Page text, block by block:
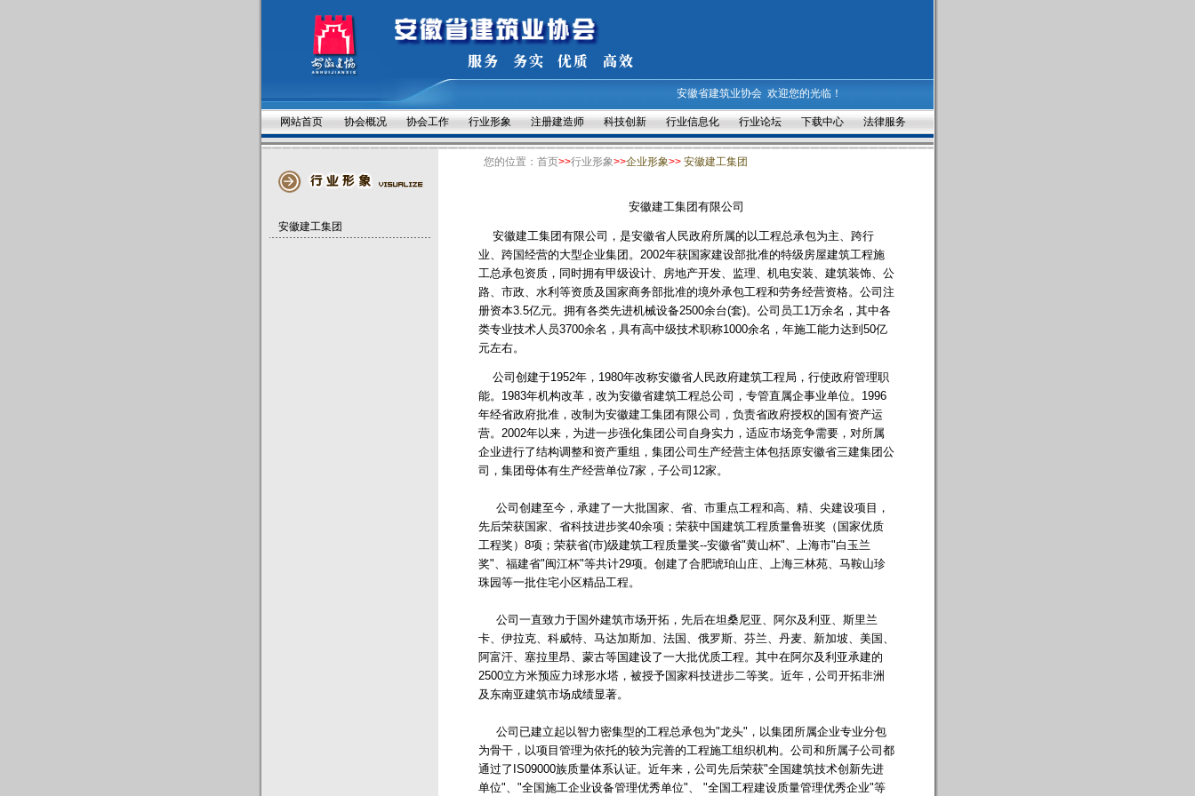
安徽省建筑业协会 欢迎您的光临！
网站首页 协会概况 协会工作 行业形象 注册建造师 科技创新 行业信息化 行业论坛 下载中心 法律服务
安徽建工集团
您的位置： 首页>>行业形象>>企业形象>> 安徽建工集团
安徽建工集团有限公司
安徽建工集团有限公司，是安徽省人民政府所属的以工程总承包为主、跨行
业、跨国经营的大型企业集团。2002年获国家建设部批准的特级房屋建筑工程施
工总承包资质，同时拥有甲级设计、房地产开发、监理、机电安装、建筑装饰、公
路、市政、水利等资质及国家商务部批准的境外承包工程和劳务经营资格。公司注
册资本3.5亿元。拥有各类先进机械设备2500余台(套)。公司员工1万余名，其中各
类专业技术人员3700余名，具有高中级技术职称1000余名，年施工能力达到50亿
元左右。
公司创建于1952年，1980年改称安徽省人民政府建筑工程局，行使政府管理职
能。1983年机构改革，改为安徽省建筑工程总公司，专管直属企事业单位。1996
年经省政府批准，改制为安徽建工集团有限公司，负责省政府授权的国有资产运
营。2002年以来，为进一步强化集团公司自身实力，适应市场竞争需要，对所属
企业进行了结构调整和资产重组，集团公司生产经营主体包括原安徽省三建集团公
司，集团母体有生产经营单位7家，子公司12家。
公司创建至今，承建了一大批国家、省、市重点工程和高、精、尖建设项目，
先后荣获国家、省科技进步奖40余项；荣获中国建筑工程质量鲁班奖（国家优质
工程奖）8项；荣获省(市)级建筑工程质量奖--安徽省"黄山杯"、上海市"白玉兰
奖"、福建省"闽江杯"等共计29项。创建了合肥琥珀山庄、上海三林苑、马鞍山珍
珠园等一批住宅小区精品工程。
公司一直致力于国外建筑市场开拓，先后在坦桑尼亚、阿尔及利亚、斯里兰
卡、伊拉克、科威特、马达加斯加、法国、俄罗斯、芬兰、丹麦、新加坡、美国、
阿富汗、塞拉里昂、蒙古等国建设了一大批优质工程。其中在阿尔及利亚承建的
2500立方米预应力球形水塔，被授予国家科技进步二等奖。近年，公司开拓非洲
及东南亚建筑市场成绩显著。
公司已建立起以智力密集型的工程总承包为"龙头"，以集团所属企业专业分包
为骨干，以项目管理为依托的较为完善的工程施工组织机构。公司和所属子公司都
通过了IS09000族质量体系认证。近年来，公司先后荣获"全国建筑技术创新先进
单位"、"全国施工企业设备管理优秀单位"、 "全国工程建设质量管理优秀企业"等